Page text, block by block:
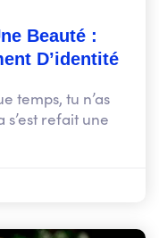
Beauté :
D’identité
temps, tu n’as
s’est refait une